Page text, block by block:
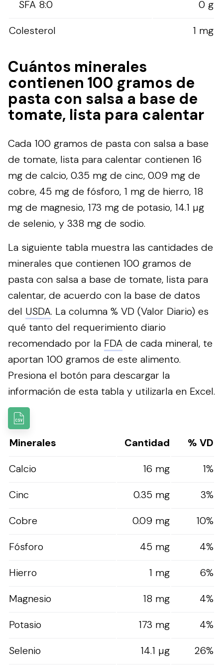
SFA 8:0
0 g
Colesterol
1 mg
Cuántos minerales
contienen 100 gramos de
pasta con salsa a base de
tomate, lista para calentar
Cada 100 gramos de pasta con salsa a base
de tomate, lista para calentar contienen 16
mg de calcio, 0.35 mg de cinc, 0.09 mg de
cobre, 45 mg de fósforo, 1 mg de hierro, 18
mg de magnesio, 173 mg de potasio, 14.1 µg
de selenio, y 338 mg de sodio.
La siguiente tabla muestra las cantidades de
minerales que contienen 100 gramos de
pasta con salsa a base de tomate, lista para
calentar, de acuerdo con la base de datos
del USDA. La columna % VD (Valor Diario) es
qué tanto del requerimiento diario
recomendado por la FDA de cada mineral, te
aportan 100 gramos de este alimento.
Presiona el botón para descargar la
información de esta tabla y utilizarla en Excel.
Minerales Cantidad
% VD
Calcio
16 mg
1%
Cinc
0.35 mg
3%
Cobre
0.09 mg
10%
Fósforo
45 mg
4%
Hierro
1 mg
6%
Magnesio
18 mg
4%
Potasio
173 mg
4%
Selenio
14.1 µg
26%